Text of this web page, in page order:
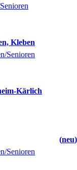
Kleben
Senioren
Kärlich
neu
Senioren